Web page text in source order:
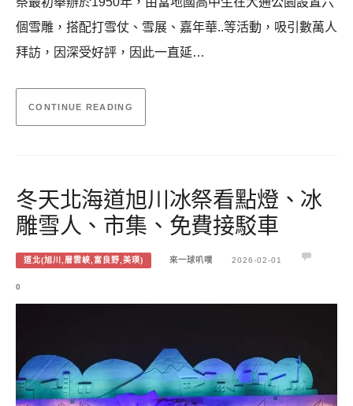
個雪雕，搭配打雪仗、雪展、嘉年華..等活動，吸引數萬人
拜訪，因深受好評，因此一直延…
CONTINUE READING
冬天北海道旭川冰祭看點燈、冰
雕雪人、市集、免費接駁車
道北(旭川,層雲峽,富良野,美瑛) 來一球叭噗 2026-02-01
0